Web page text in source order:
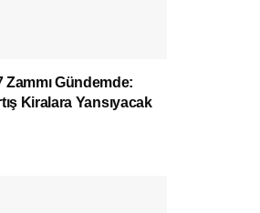
Zammı Gündemde:
Kiralara Yansıyacak